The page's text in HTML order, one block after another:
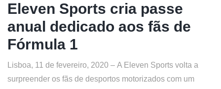
Eleven Sports cria passe
anual dedicado aos fãs de
Fórmula 1
Lisboa, 11 de fevereiro, 2020 – A Eleven Sports volta a
surpreender os fãs de desportos motorizados com um